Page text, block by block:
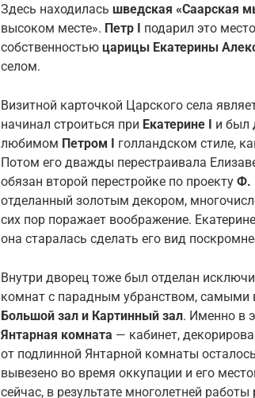
Здесь находилась шведская «Саарская
высоком месте». Петр I подарил это место
собственностью царицы Екатерины
селом.
Визитной карточкой Царского села
начинал строиться при Екатерине I и был
любимом Петром I голландском стиле,
Потом его дважды перестраивала
обязан второй перестройке по проекту Ф.
отделанный золотым декором,
сих пор поражает воображение.
она старалась сделать его вид
Внутри дворец тоже был отделан
комнат с парадным убранством,
Большой зал и Картинный зал. Именно в
Янтарная комната — кабинет,
от подлинной Янтарной комнаты
вывезено во время оккупации и его
сейчас, в результате многолетней